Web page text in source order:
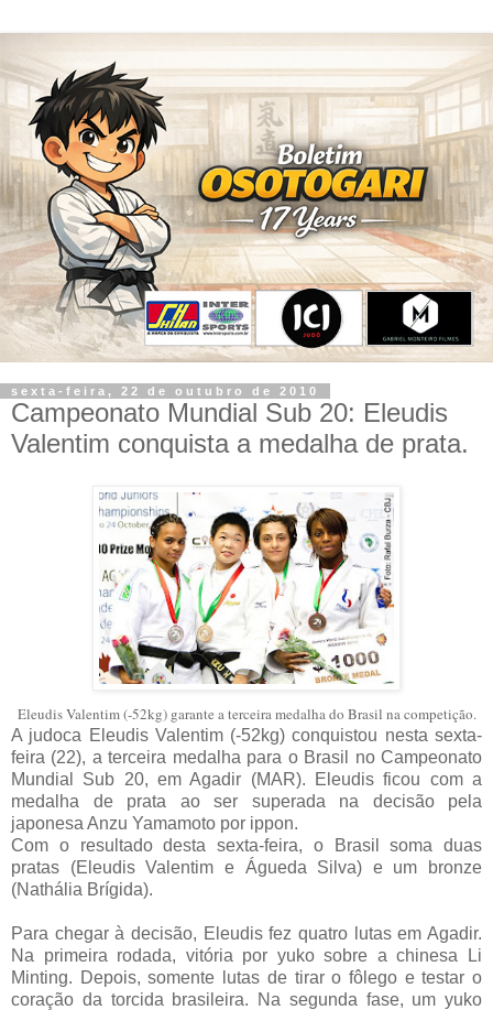
sexta-feira, 22 de outubro de 2010
Campeonato Mundial Sub 20: Eleudis
Valentim conquista a medalha de prata.
Eleudis Valentim (-52kg) garante a terceira medalha do Brasil na competição.
A judoca Eleudis Valentim (-52kg) conquistou nesta sexta-
feira (22), a terceira medalha para o Brasil no Campeonato
Mundial Sub 20, em Agadir (MAR). Eleudis ficou com a
medalha de prata ao ser superada na decisão pela
japonesa Anzu Yamamoto por ippon.
Com o resultado desta sexta-feira, o Brasil soma duas
pratas (Eleudis Valentim e Águeda Silva) e um bronze
(Nathália Brígida).
Para chegar à decisão, Eleudis fez quatro lutas em Agadir.
Na primeira rodada, vitória por yuko sobre a chinesa Li
Minting. Depois, somente lutas de tirar o fôlego e testar o
coração da torcida brasileira. Na segunda fase, um yuko